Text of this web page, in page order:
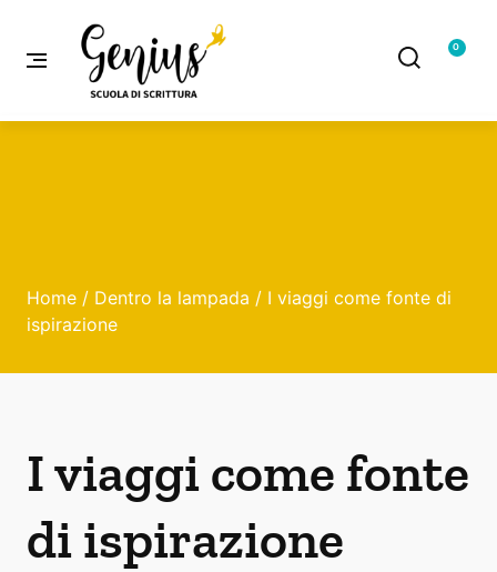
0
Home / Dentro la lampada / I viaggi come fonte di
ispirazione
I viaggi come fonte
di ispirazione